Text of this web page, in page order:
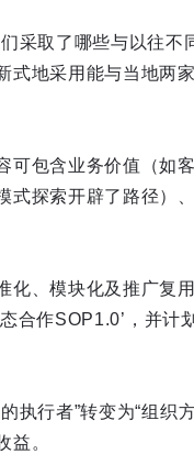
采取了哪些与以往不
地采用能与当地两
包含业务价值（如
式探索开辟了路径）
、模块化及推广复
合作SOP1.0’，并计
执行者”转变为“组织
益。